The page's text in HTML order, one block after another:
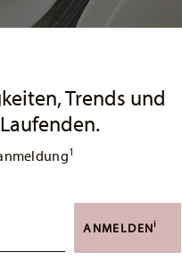
Trends und
1
ANMELDENi